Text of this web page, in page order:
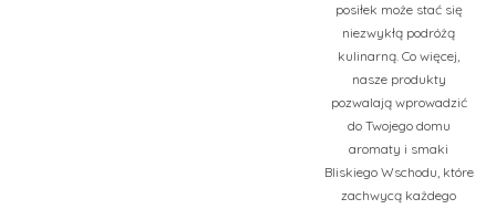
posiłek może stać się
niezwykłą podróżą
kulinarną. Co więcej,
nasze produkty
pozwalają wprowadzić
do Twojego domu
aromaty i smaki
Bliskiego Wschodu, które
zachwycą każdego